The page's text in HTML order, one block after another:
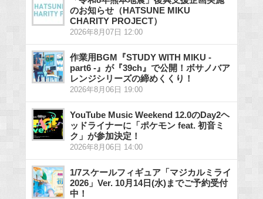
のお知らせ（HATSUNE MIKU
CHARITY PROJECT）
2026年8月07日 12:00
作業用BGM『STUDY WITH MIKU -
part6 -』が『39ch』で公開！ボサノバア
レンジシリーズの締めくくり！
2026年8月06日 19:00
YouTube Music Weekend 12.0のDay2ヘ
ッドライナーに「ポケモン feat. 初音ミ
ク」が参加決定！
2026年8月06日 14:00
1/7スケールフィギュア「マジカルミライ
2026」Ver. 10月14日(水)までご予約受付
中！